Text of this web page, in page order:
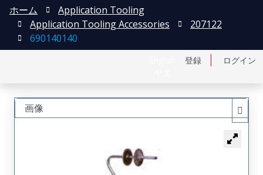
登録 ログイン
ホーム
Application Tooling
Application Tooling Accessories
207122
690140140
画像